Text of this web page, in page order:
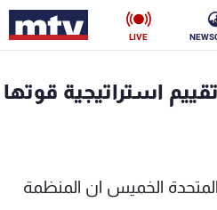
LIVE
استراتيجية قوتها
الخميس ان المنظمة